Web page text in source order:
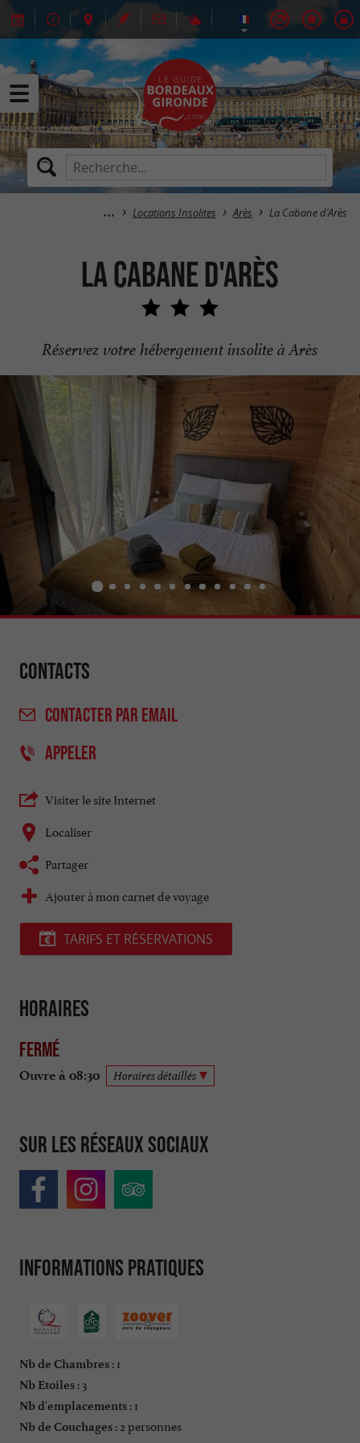
Locations Insolites Arès La Cabane d'Arès
La Cabane d'Arès
Réservez votre hébergement insolite à Arès
Contacts
CONTACTER PAR EMAIL
APPELER
Visiter le site Internet
Localiser
Partager
Ajouter à mon carnet de voyage
TARIFS ET RÉSERVATIONS
Horaires
Fermé
Ouvre à 08:30 Horaires détaillés
Sur les réseaux sociaux
Informations pratiques
Nb de Chambres : 1
Nb Etoiles : 3
Nb d'emplacements : 1
Nb de Couchages : 2 personnes